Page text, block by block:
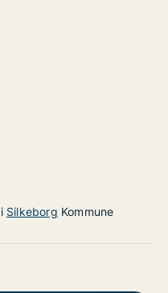
Silkeborg Kommune